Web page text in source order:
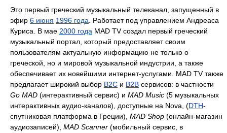
Это первый греческий музыкальный телеканал, запущенный в
эфир 6 июня 1996 года . Работает под управлением Андреаса
Куриса. В мае 2000 года MAD TV создал первый греческий
музыкальный портал, который предоставляет своим
пользователям актуальную информацию не только о
греческой, но и мировой музыкальной индустрии, а также
обеспечивает их новейшими интернет-услугами. MAD TV также
предлагает широкий выбор B2C и B2B сервисов: в частности
Go MAD (интерактивный сервис) и MAD Music (5 музыкальных
интерактивных аудио-каналов), доступные на Nova, (DTH-
спутниковая платформа в Греции), MAD Shop (онлайн-магазин
аудиозаписей), MAD Scanner (мобильный сервис, в